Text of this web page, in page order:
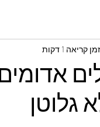
אדומים
גלוטן
זמן קריאה 1 דקות